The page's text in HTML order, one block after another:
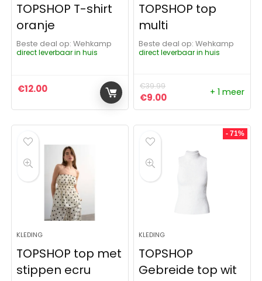
TOPSHOP T-shirt
oranje
Beste deal op:
Wehkamp
direct leverbaar in huis
€12.00
TOPSHOP top
multi
Beste deal op:
Wehkamp
direct leverbaar in huis
€39.99
Oorspronkelijke prijs
€9.00Huidige prijs is:
+ 1 meer
KLEDING
TOPSHOP top met
stippen ecru
- 71%
KLEDING
TOPSHOP
Gebreide top wit